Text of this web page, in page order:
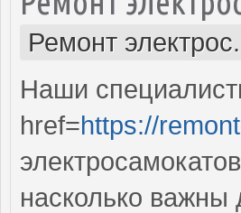
Ремонт
Наши
href=https://
насколько важны